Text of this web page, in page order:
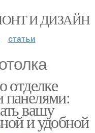
И ДИЗАЙН
статьи
отделке
панелями:
вашу
и удобной